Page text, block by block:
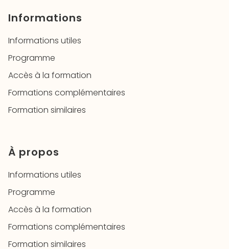
Informations
Informations utiles
Programme
Accès à la formation
Formations complémentaires
Formation similaires
À propos
Informations utiles
Programme
Accès à la formation
Formations complémentaires
Formation similaires